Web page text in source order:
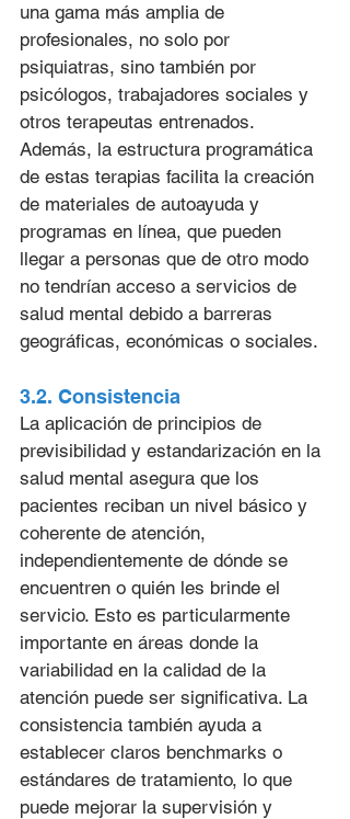
una gama más amplia de
profesionales, no solo por
psiquiatras, sino también por
psicólogos, trabajadores sociales y
otros terapeutas entrenados.
Además, la estructura programática
de estas terapias facilita la creación
de materiales de autoayuda y
programas en línea, que pueden
llegar a personas que de otro modo
no tendrían acceso a servicios de
salud mental debido a barreras
geográficas, económicas o sociales.
3.2. Consistencia
La aplicación de principios de
previsibilidad y estandarización en la
salud mental asegura que los
pacientes reciban un nivel básico y
coherente de atención,
independientemente de dónde se
encuentren o quién les brinde el
servicio. Esto es particularmente
importante en áreas donde la
variabilidad en la calidad de la
atención puede ser significativa. La
consistencia también ayuda a
establecer claros benchmarks o
estándares de tratamiento, lo que
puede mejorar la supervisión y